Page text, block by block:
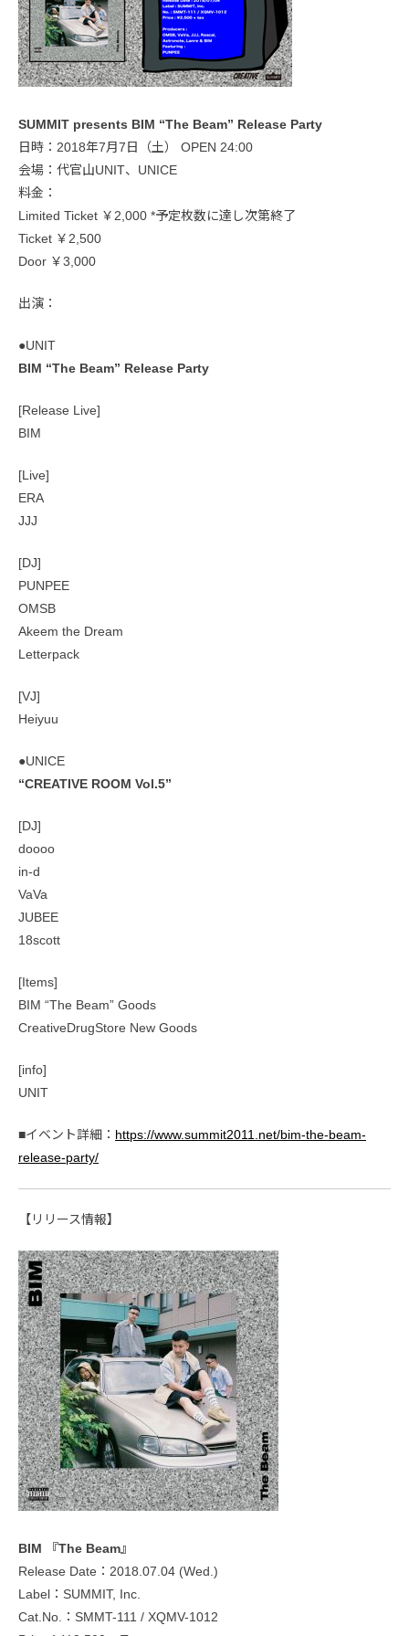
SUMMIT presents BIM “The Beam” Release Party‬
日時：2018年7月7日（土） ‪OPEN 24:00‬
会場：代官山UNIT、UNICE
料金：
Limited Ticket ￥2,000‬ *予定枚数に達し次第終了
Ticket ￥2,500‬
Door ￥3,000
出演：
●‪UNIT
BIM “The Beam” Release Party‬
[Release Live]
‪BIM‬
[Live]
‪ERA‬
‪JJJ‬
‪[DJ]‬
‪PUNPEE‬
‪OMSB‬
‪Akeem the Dream‬
‪Letterpack‬
[VJ]
Heiyuu‬
‪●UNICE
‪“CREATIVE ROOM Vol.5”
[DJ]
‪doooo‬
‪in-d‬
‪VaVa‬
‪JUBEE‬
18scott
[Items]
BIM “The Beam” Goods
CreativeDrugStore New Goods‬
[info]
UNIT
■イベント詳細： https://www.summit2011.net/bim-the-beam-
release-party/
【リリース情報】
BIM 『The Beam』
Release Date：2018.07.04 (Wed.)
Label：SUMMIT, Inc.
Cat.No.：SMMT-111 / XQMV-1012